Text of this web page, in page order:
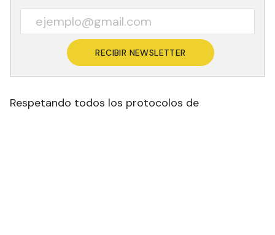
RECIBIR NEWSLETTER
Respetando todos los protocolos de